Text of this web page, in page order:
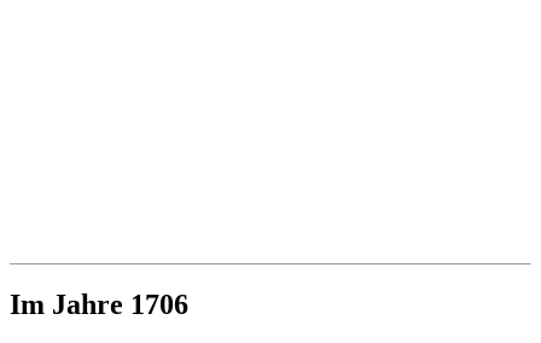
Im Jahre 1706